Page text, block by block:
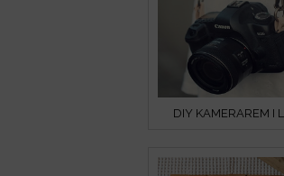
DIY KAMERAREM I